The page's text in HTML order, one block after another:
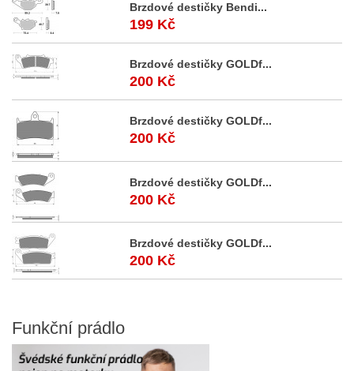
Brzdové destičky Bendi...
199 Kč
Brzdové destičky GOLDf...
200 Kč
Brzdové destičky GOLDf...
200 Kč
Brzdové destičky GOLDf...
200 Kč
Brzdové destičky GOLDf...
200 Kč
Funkční prádlo